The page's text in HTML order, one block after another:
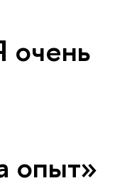
очень
опыт»